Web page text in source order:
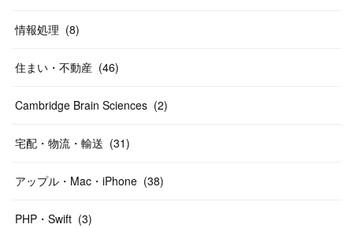
情報処理 (8)
住まい・不動産 (46)
Cambridge Brain Sciences (2)
宅配・物流・輸送 (31)
アップル・Mac・iPhone (38)
PHP・Swift (3)